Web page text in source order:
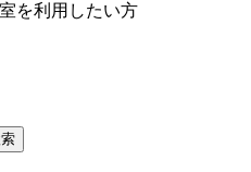
を利用したい方